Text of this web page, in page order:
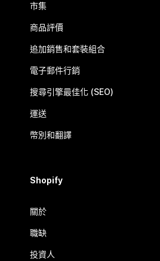
市集
商品評價
追加銷售和套裝組合
電子郵件行銷
搜尋引擎最佳化 (SEO)
運送
幣別和翻譯
Shopify
關於
職缺
投資人